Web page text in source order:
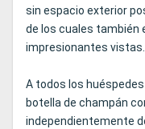
sin espacio exterior
de los cuales también
impresionantes vistas.
A todos los
botella de champán
independientemente